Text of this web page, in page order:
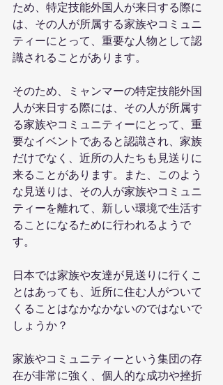
ため、特定技能外国人が来日する際に
は、その人が所属する家族やコミュニ
ティーにとって、重要な人物として認
識されることがあります。
そのため、ミャンマーの特定技能外国
人が来日する際には、その人が所属す
る家族やコミュニティーにとって、重
要なイベントであると認識され、家族
だけでなく、近所の人たちも見送りに
来ることがあります。また、このよう
な見送りは、その人が家族やコミュニ
ティーを離れて、新しい環境で生活す
ることになるために行われるようで
す。
日本では家族や友達が見送りに行くこ
とはあっても、近所に住む人がついて
くることはなかなかないのではないで
しょうか？
家族やコミュニティーという集団の存
在が非常に強く、個人的な成功や挫折